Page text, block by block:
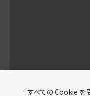
【Unite Tokyo
「すべての Cookie を